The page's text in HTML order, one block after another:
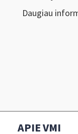
Daugiau
APIE VMI